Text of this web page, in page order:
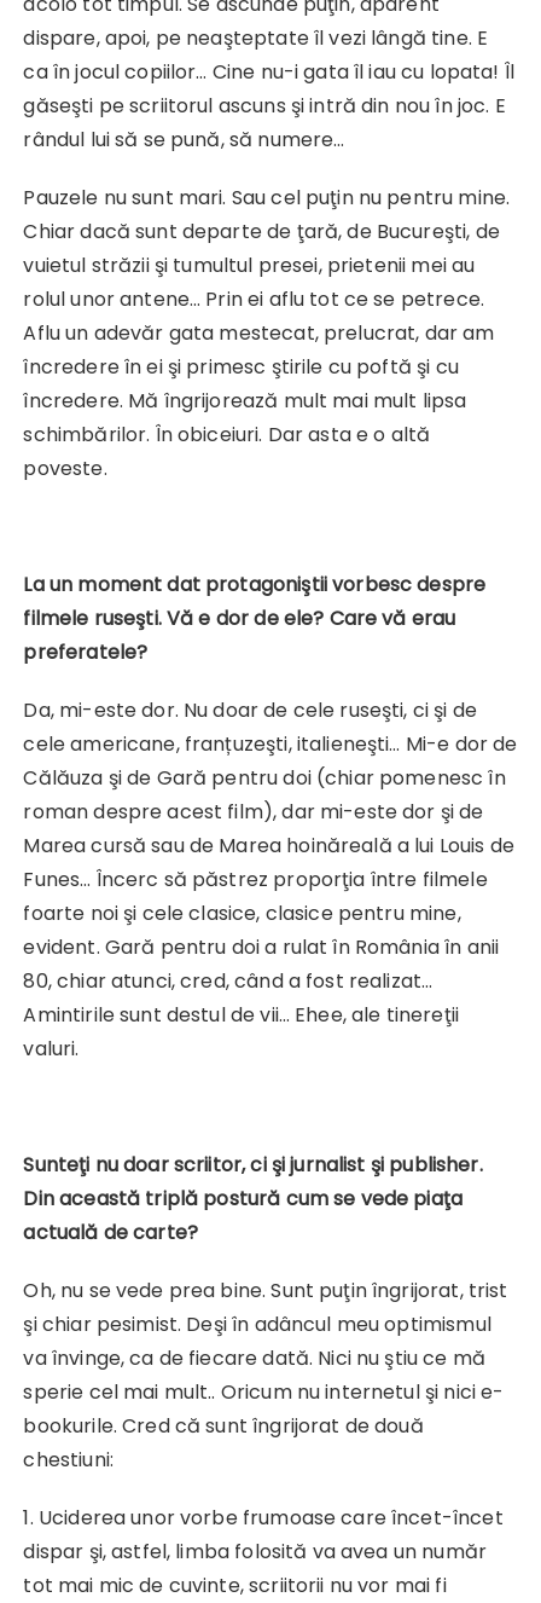
dispare, apoi, pe neaşteptate îl vezi lângă tine. E
ca în jocul copiilor… Cine nu-i gata îl iau cu lopata! Îl
găseşti pe scriitorul ascuns şi intră din nou în joc. E
rândul lui să se pună, să numere…
Pauzele nu sunt mari. Sau cel puţin nu pentru mine.
Chiar dacă sunt departe de ţară, de Bucureşti, de
vuietul străzii şi tumultul presei, prietenii mei au
rolul unor antene… Prin ei aflu tot ce se petrece.
Aflu un adevăr gata mestecat, prelucrat, dar am
încredere în ei şi primesc ştirile cu poftă şi cu
încredere. Mă îngrijorează mult mai mult lipsa
schimbărilor. În obiceiuri. Dar asta e o altă
poveste.
La un moment dat protagoniştii vorbesc despre
filmele ruseşti. Vă e dor de ele? Care vă erau
preferatele?
Da, mi-este dor. Nu doar de cele ruseşti, ci şi de
cele americane, franțuzeşti, italieneşti… Mi-e dor de
Călăuza şi de Gară pentru doi (chiar pomenesc în
roman despre acest film), dar mi-este dor şi de
Marea cursă sau de Marea hoinăreală a lui Louis de
Funes… Încerc să păstrez proporţia între filmele
foarte noi şi cele clasice, clasice pentru mine,
evident. Gară pentru doi a rulat în România în anii
80, chiar atunci, cred, când a fost realizat…
Amintirile sunt destul de vii… Ehee, ale tinereţii
valuri.
Sunteţi nu doar scriitor, ci şijurnalist şi publisher.
Din această triplă postură cum se vede piaţa
actuală de carte?
Oh, nu se vede prea bine. Sunt puţin îngrijorat, trist
şi chiar pesimist. Deşi în adâncul meu optimismul
va învinge, ca de fiecare dată. Nici nu ştiu ce mă
sperie cel mai mult.. Oricum nu internetul şi nici e-
bookurile. Cred că sunt îngrijorat de două
chestiuni:
1. Uciderea unor vorbe frumoase care încet-încet
dispar şi, astfel, limba folosită va avea un număr
tot mai mic de cuvinte, scriitorii nu vor mai fi